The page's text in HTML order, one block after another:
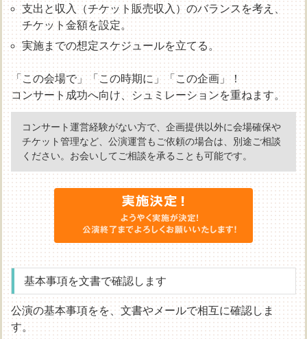
支出と収入（チケット販売収入）のバランスを考え、
チケット金額を設定。
実施までの想定スケジュールを立てる。
「この会場で」「この時期に」「この企画」！
コンサート成功へ向け、シュミレーションを重ねます。
コンサート運営経験がない方で、企画提供以外に会場確保や
チケット管理など、公演運営もご依頼の場合は、別途ご相談
ください。お会いしてご相談を承ることも可能です。
基本事項を文書で確認します
公演の基本事項をを、文書やメールで相互に確認しま
す。